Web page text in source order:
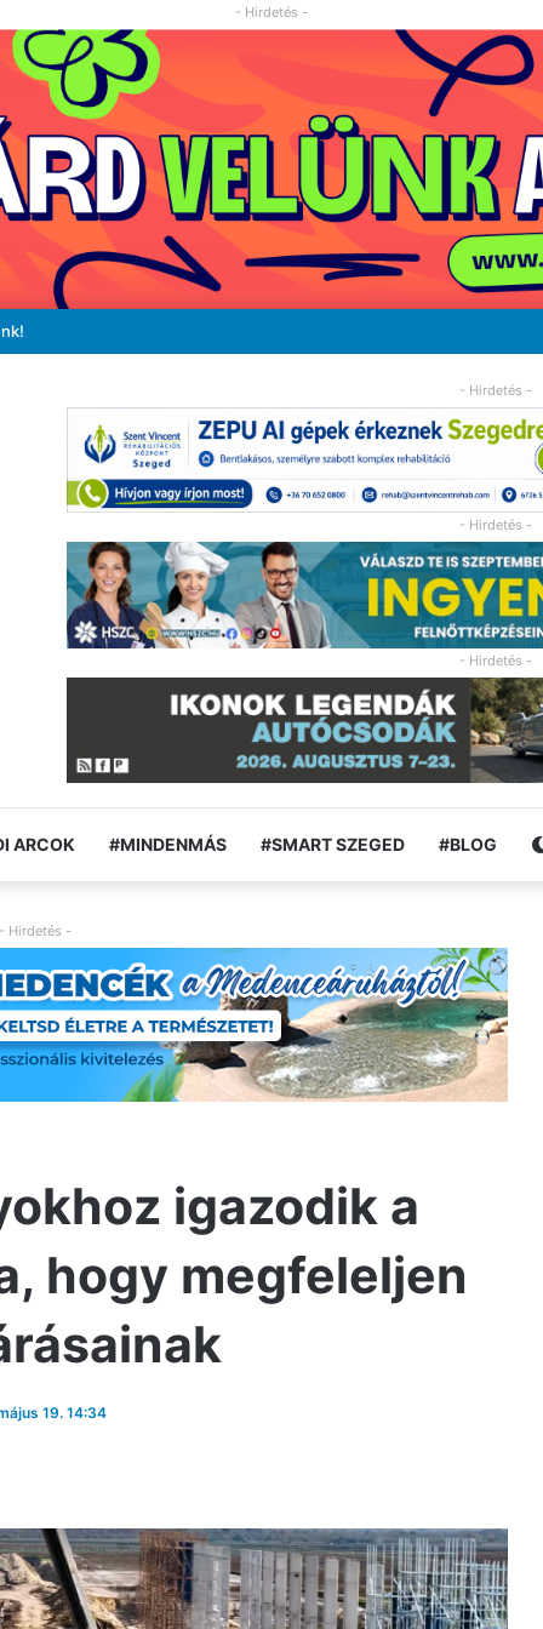
- Hirdetés -
- Hirdetés -
- Hirdetés -
- Hirdetés -
ARCOK #MINDENMÁS #SMART SZEGED #BLOG
- Hirdetés -
igazodik a
hogy megfeleljen
19. 14:34